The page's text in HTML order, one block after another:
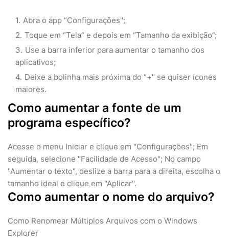
Abra o app “Configurações";
Toque em “Tela” e depois em “Tamanho da exibição”;
Use a barra inferior para aumentar o tamanho dos
aplicativos;
Deixe a bolinha mais próxima do “+" se quiser ícones
maiores.
Como aumentar a fonte de um
programa específico?
Acesse o menu Iniciar e clique em "Configurações"; Em
seguida, selecione "Facilidade de Acesso"; No campo
"Aumentar o texto", deslize a barra para a direita, escolha o
tamanho ideal e clique em "Aplicar".
Como aumentar o nome do arquivo?
Como Renomear Múltiplos Arquivos com o Windows
Explorer